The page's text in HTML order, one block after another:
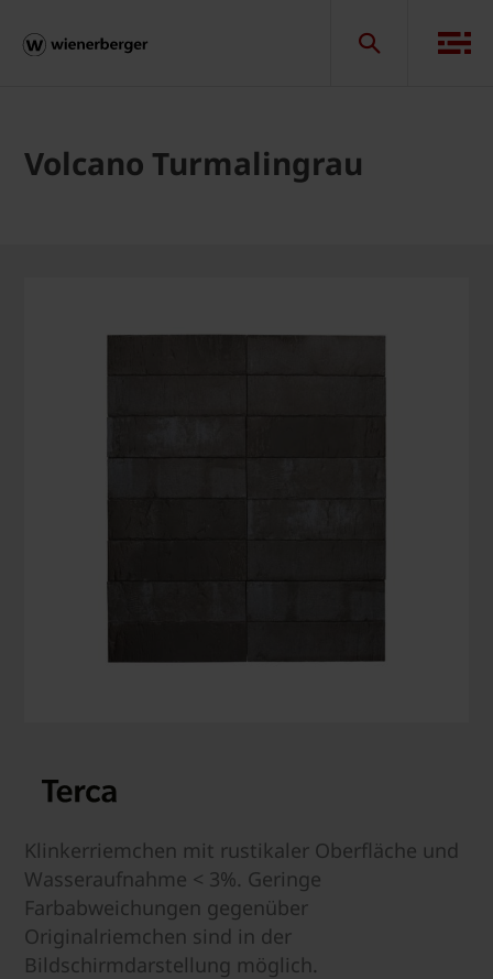
Volcano Turmalingrau
Klinkerriemchen mit rustikaler Oberfläche und
Wasseraufnahme < 3%. Geringe
Farbabweichungen gegenüber
Originalriemchen sind in der
Bildschirmdarstellung möglich.